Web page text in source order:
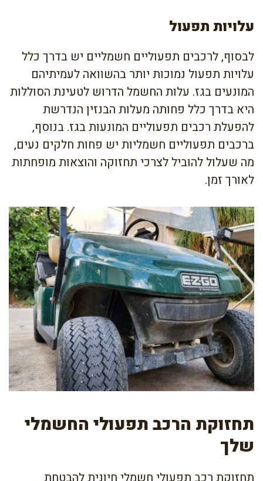
עלויות תפעול
לבסוף, לרכבים תפעוליים חשמליים יש בדרך כלל
עלויות תפעול נמוכות יותר בהשוואה לעמיתיהם
המונעים בגז. עלות החשמל הדרוש לטעינת הסוללות
היא בדרך כלל פחותה מעלות הבנזין הנדרשת
להפעלת רכבים תפעוליים המונעות בגז. בנוסף,
ברכבים תפעוליים חשמליות יש פחות חלקים נעים,
מה שעלול להוביל לצרכי תחזוקה והוצאות מופחתות
לאורך זמן.
תחזוקת הרכב תפעולי החשמלי
שלך